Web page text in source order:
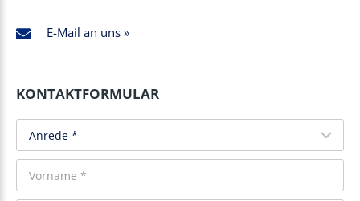
E-Mail an uns »
KONTAKTFORMULAR